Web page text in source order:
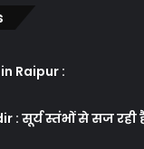
Raipur :
: सूर्य स्तंभों से सज रही